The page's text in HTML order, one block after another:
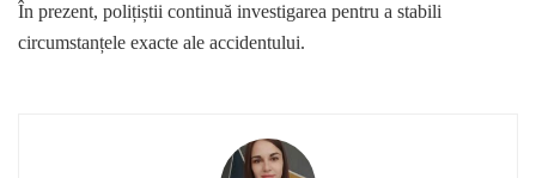
În prezent, polițiștii continuă investigarea pentru a stabili
circumstanțele exacte ale accidentului.